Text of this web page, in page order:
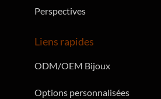
Liens rapides
ODM/OEM Bijoux
Perspectives